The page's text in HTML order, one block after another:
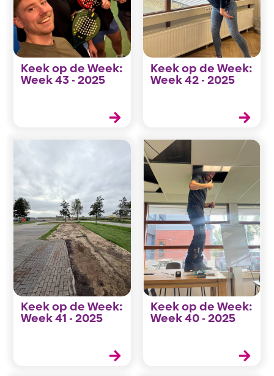
Keek op de Week:
Week 43 - 2025
Keek op de Week:
Week 42 - 2025
Keek op de Week:
Week 41 - 2025
Keek op de Week:
Week 40 - 2025